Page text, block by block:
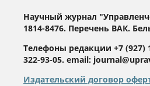
Научный журнал
1814-8476. Перечень ВАК.
Телефоны редакции +7 (927)
322-93-05. email:
Издательский договор